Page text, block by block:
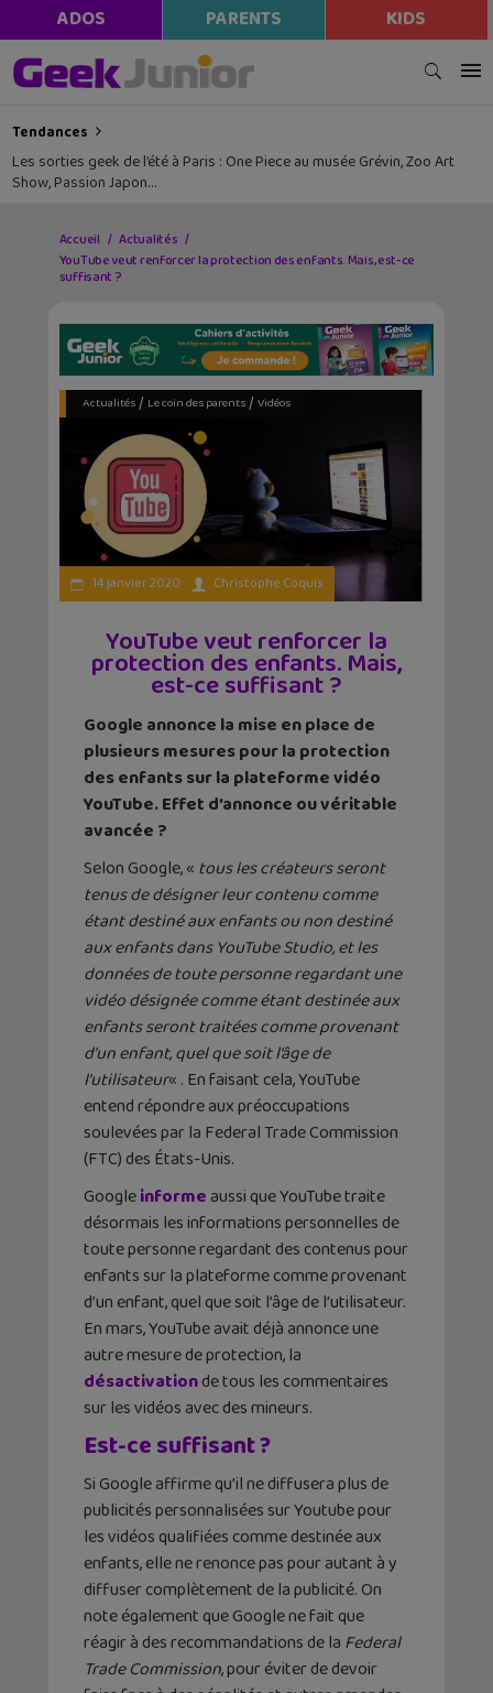
ADOS PARENTS KIDS
Tendances
Les sorties geek de l’été à Paris : One Piece au musée Grévin, Zoo Art
Show, Passion Japon…
Accueil
Actualités
YouTube veut renforcer la protection des enfants. Mais, est-ce
suffisant ?
Actualités/ Le coin des parents/ Vidéos
14 janvier 2020 Christophe Coquis
YouTube veut renforcer la
protection des enfants. Mais,
est-ce suffisant ?
Google annonce la mise en place de
plusieurs mesures pour la protection
des enfants sur la plateforme vidéo
YouTube. Effet d’annonce ou véritable
avancée ?
Selon Google, « tous les créateurs seront
tenus de désigner leur contenu comme
étant destiné aux enfants ou non destiné
aux enfants dans YouTube Studio, et les
données de toute personne regardant une
vidéo désignée comme étant destinée aux
enfants seront traitées comme provenant
d’un enfant, quel que soit l’âge de
l’utilisateur« . En faisant cela, YouTube
entend répondre aux préoccupations
soulevées par la Federal Trade Commission
(FTC) des États-Unis.
Googleinforme aussi que YouTube traite
désormais les informations personnelles de
toute personne regardant des contenus pour
enfants sur la plateforme comme provenant
d’un enfant, quel que soit l’âge de l’utilisateur.
En mars, YouTube avait déjà annonce une
autre mesure de protection, la
désactivationde tous les commentaires
sur les vidéos avec des mineurs.
Est-ce suffisant ?
Si Google affirme qu’il ne diffusera plus de
publicités personnalisées sur Youtube pour
les vidéos qualifiées comme destinée aux
enfants, elle ne renonce pas pour autant à y
diffuser complètement de la publicité. On
note également que Google ne fait que
réagir à des recommandations de la Federal
Trade Commission, pour éviter de devoir